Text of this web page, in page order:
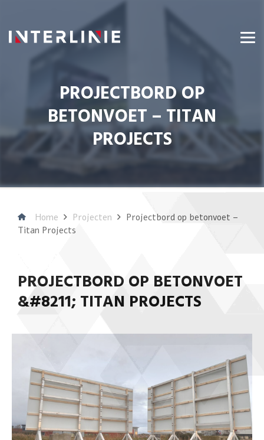
PROJECTBORD OP
BETONVOET – TITAN
PROJECTS
Home Projecten
Projectbord op betonvoet –
Titan Projects
PROJECTBORD OP BETONVOET
&#8211; TITAN PROJECTS